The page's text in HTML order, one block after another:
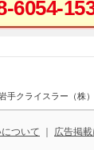
6054-
手クライスラー（株）
ついて 広告掲